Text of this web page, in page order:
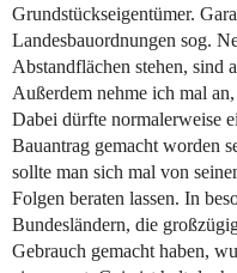
Grundstückseigentümer.
Landesbauordnungen sog.
Abstandflächen stehen, sind
Außerdem nehme ich mal
Dabei dürfte normalerweise
Bauantrag gemacht worden
sollte man sich mal von
Folgen beraten lassen. In
Bundesländern, die
Gebrauch gemacht haben,